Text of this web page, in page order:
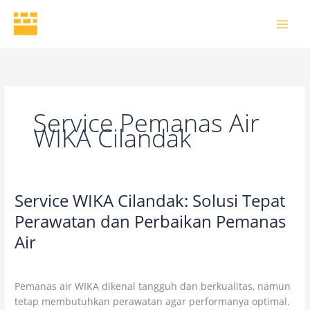
content
Service Pemanas Air
WIKA Cilandak
Service WIKA Cilandak: Solusi Tepat
Perawatan dan Perbaikan Pemanas
Air
Pemanas air WIKA dikenal tangguh dan berkualitas, namun
tetap membutuhkan perawatan agar performanya optimal.
Service
Cilandak:
Solusi
dan
Perbaikan